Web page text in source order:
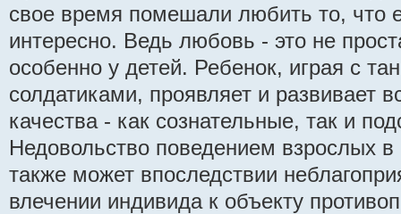
свое время помешали любить то, что
интересно. Ведь любовь - это не
особенно у детей. Ребенок, играя с
солдатиками, проявляет и развивает
качества - как сознательные, так и
Недовольство поведением взрослых
также может впоследствии
влечении индивида к объекту